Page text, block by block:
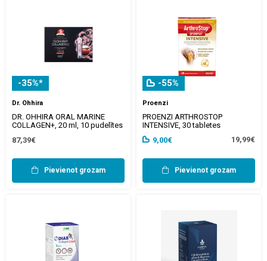
-35%*
Dr. Ohhira
DR. OHHIRA ORAL MARINE
COLLAGEN+, 20 ml, 10 pudelītes
87,39€
Pievienot grozam
-55%
Proenzi
PROENZI ARTHROSTOP
INTENSIVE, 30 tabletes
9,00€
19,99€
Pievienot grozam